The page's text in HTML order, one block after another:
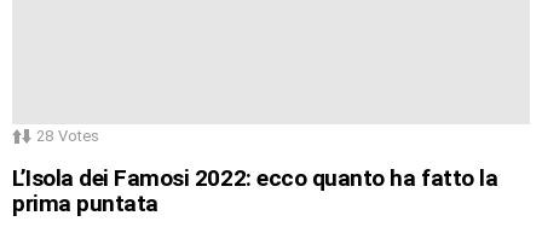
28 Votes
L’Isola dei Famosi 2022: ecco quanto ha fatto la
prima puntata